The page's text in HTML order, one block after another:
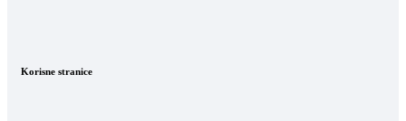
Korisne stranice